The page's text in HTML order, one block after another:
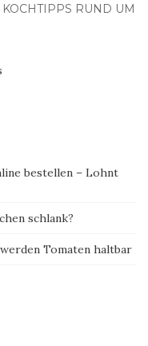
RUND UM
bestellen – Lohnt
schlank?
Tomaten haltbar